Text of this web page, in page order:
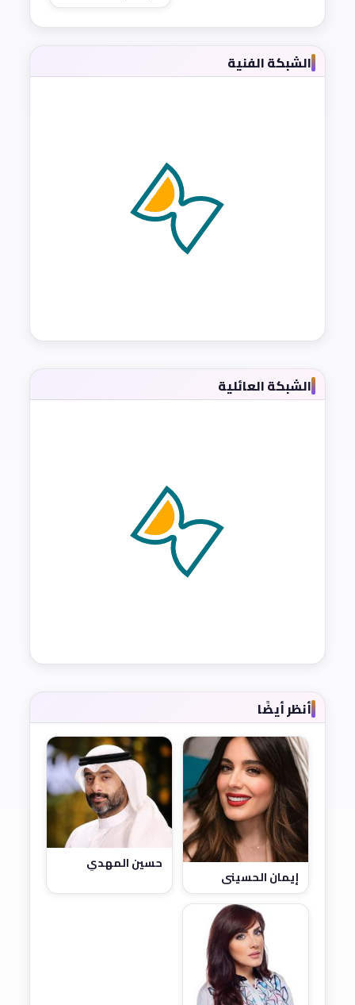
الشبكة الفنية
الشبكة العائلية
أنظر أيضًا
إيمان الحسيني
حسين المهدي